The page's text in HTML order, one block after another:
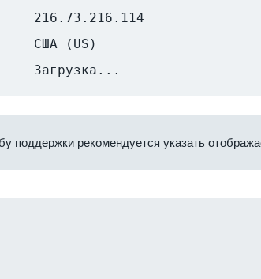
216.73.216.114
США (US)
Загрузка...
поддержки рекомендуется указать